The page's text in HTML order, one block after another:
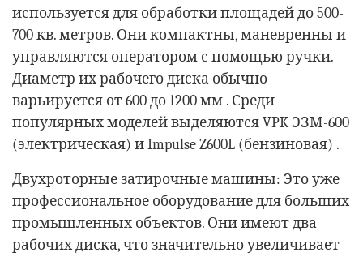
используется для обработки площадей до 500-
700 кв. метров. Они компактны, маневренны и
управляются оператором с помощью ручки.
Диаметр их рабочего диска обычно
варьируется от 600 до 1200 мм . Среди
популярных моделей выделяются VPK ЭЗМ-600
(электрическая) и Impulse Z600L (бензиновая) .
Двухроторные затирочные машины: Это уже
профессиональное оборудование для больших
промышленных объектов. Они имеют два
рабочих диска, что значительно увеличивает